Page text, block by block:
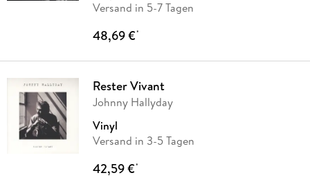
Versand in 5-7 Tagen
48,69 €*
Rester Vivant
Johnny Hallyday
Vinyl
Versand in 3-5 Tagen
42,59 €*